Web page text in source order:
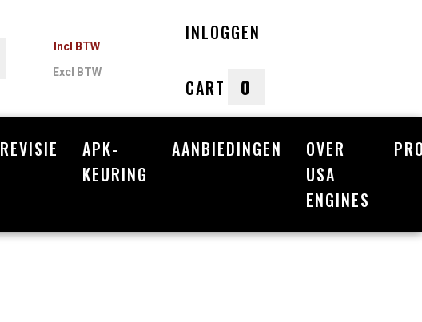
Incl BTW
Excl BTW
INLOGGEN
CART 0
Winkelwagen
REVISIE
APK-
KEURING
AANBIEDINGEN
OVER
USA
ENGINES